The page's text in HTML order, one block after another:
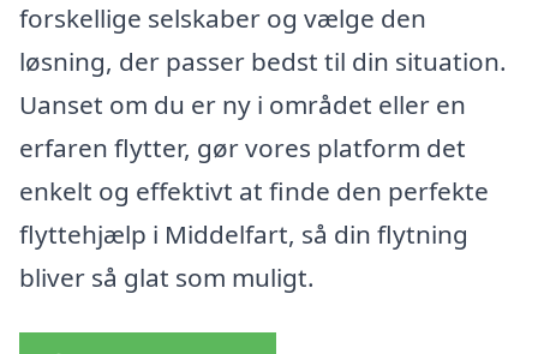
forskellige selskaber og vælge den
løsning, der passer bedst til din situation.
Uanset om du er ny i området eller en
erfaren flytter, gør vores platform det
enkelt og effektivt at finde den perfekte
flyttehjælp i Middelfart, så din flytning
bliver så glat som muligt.